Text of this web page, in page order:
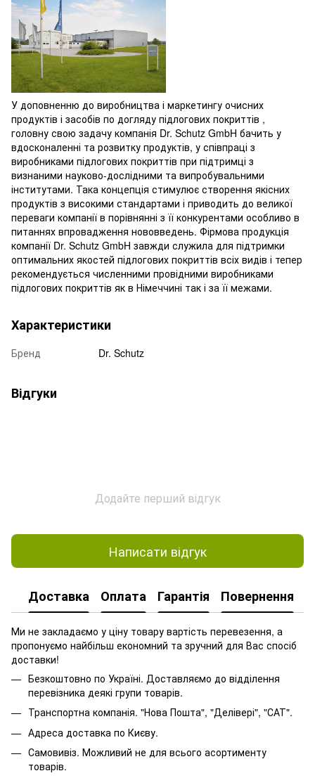
У доповненню до виробництва і маркетингу очисних
продуктів і засобів по догляду підлогових покриттів ,
головну свою задачу компанія Dr. Schutz GmbH бачить у
вдосконаленні та розвитку продуктів, у співпраці з
виробниками підлогових покриттів при підтримці з
визнаними науково-дослідними та випробувальними
інститутами. Така концепція стимулює створення якісних
продуктів з високими стандартами і приводить до великої
переваги компанії в порівнянні з її конкурентами особливо в
питаннях впровадження нововведень. Фірмова продукція
компанії Dr. Schutz GmbH завжди служила для підтримки
оптимальних якостей підлогових покриттів всіх видів і тепер
рекомендується численними провідними виробниками
підлогових покриттів як в Німеччині так і за її межами.
Характеристики
Бренд Dr. Schutz
Відгуки
Додайте перший відгук
Написати відгук
Доставка Оплата Гарантія Повернення
Ми не закладаємо у ціну товару вартість перевезення, а
пропонуємо найбільш економний та зручний для Вас спосіб
доставки!
Безкоштовно по Україні. Доставляємо до відділення
перевізника деякі групи товарів.
Транспортна компанія. "Нова Пошта", "Делівері", "САТ".
Адреса доставка по Києву.
Самовивіз. Можливий не для всього асортименту
товарів.